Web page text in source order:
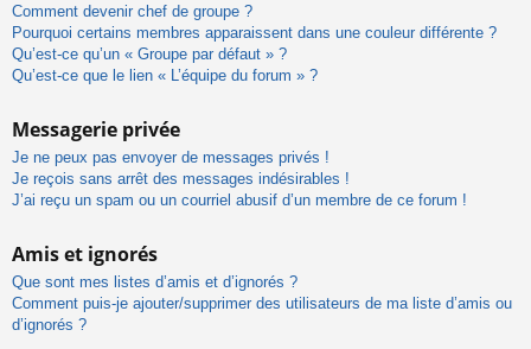
Comment devenir chef de groupe ?
Pourquoi certains membres apparaissent dans une couleur différente ?
Qu’est-ce qu’un « Groupe par défaut » ?
Qu’est-ce que le lien « L’équipe du forum » ?
Messagerie privée
Je ne peux pas envoyer de messages privés !
Je reçois sans arrêt des messages indésirables !
J’ai reçu un spam ou un courriel abusif d’un membre de ce forum !
Amis et ignorés
Que sont mes listes d’amis et d’ignorés ?
Comment puis-je ajouter/supprimer des utilisateurs de ma liste d’amis ou
d’ignorés ?